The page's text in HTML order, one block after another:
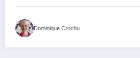
Dominique Crochu